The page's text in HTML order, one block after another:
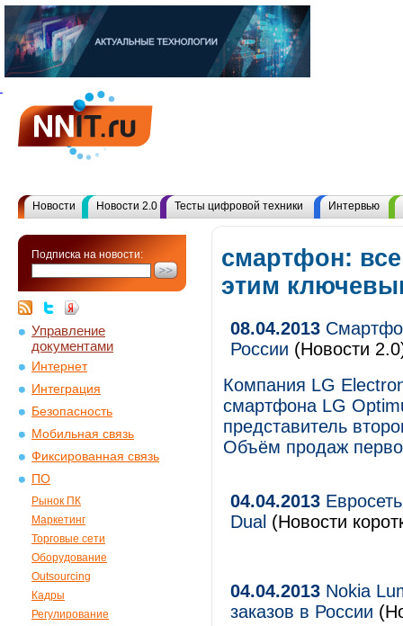
Новости Новости 2.0 Тесты цифровой техники Интервью
Подписка на новости:
Управление
документами
Интернет
Интеграция
Безопасность
Мобильная связь
Фиксированная связь
ПО
Рынок ПК
Маркетинг
Торговые сети
Оборудование
Outsourcing
Кадры
Регулирование
смартфон:
этим
08.04.2013
России (Новости
Компания LG
смартфона LG
представитель
Объём продаж
04.04.2013
Dual (Новости
04.04.2013 Nokia
заказов в России